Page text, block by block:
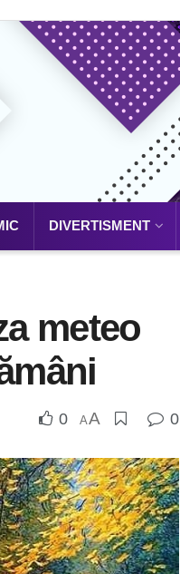
DIVERTISMENT
meteo
0 AA 0